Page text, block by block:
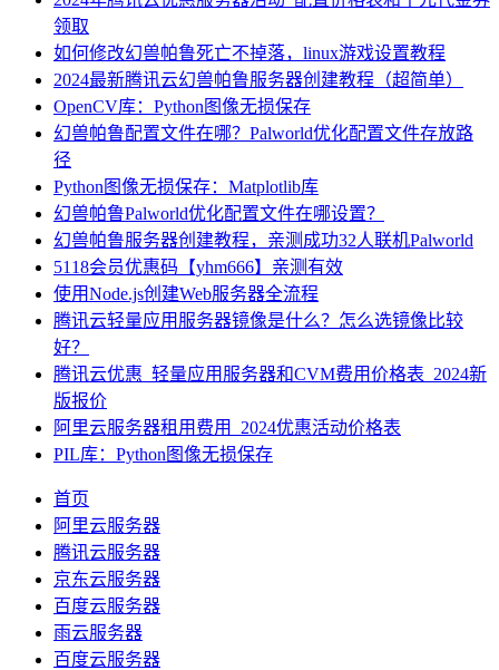
领取
如何修改幻兽帕鲁死亡不掉落，linux游戏设置教程
2024最新腾讯云幻兽帕鲁服务器创建教程（超简单）
OpenCV库：Python图像无损保存
幻兽帕鲁配置文件在哪？Palworld优化配置文件存放路
径
Python图像无损保存：Matplotlib库
幻兽帕鲁Palworld优化配置文件在哪设置？
幻兽帕鲁服务器创建教程，亲测成功32人联机Palworld
5118会员优惠码【yhm666】亲测有效
使用Node.js创建Web服务器全流程
腾讯云轻量应用服务器镜像是什么？怎么选镜像比较
好？
腾讯云优惠_轻量应用服务器和CVM费用价格表_2024新
版报价
阿里云服务器租用费用_2024优惠活动价格表
PIL库：Python图像无损保存
首页
阿里云服务器
腾讯云服务器
京东云服务器
百度云服务器
雨云服务器
百度云服务器